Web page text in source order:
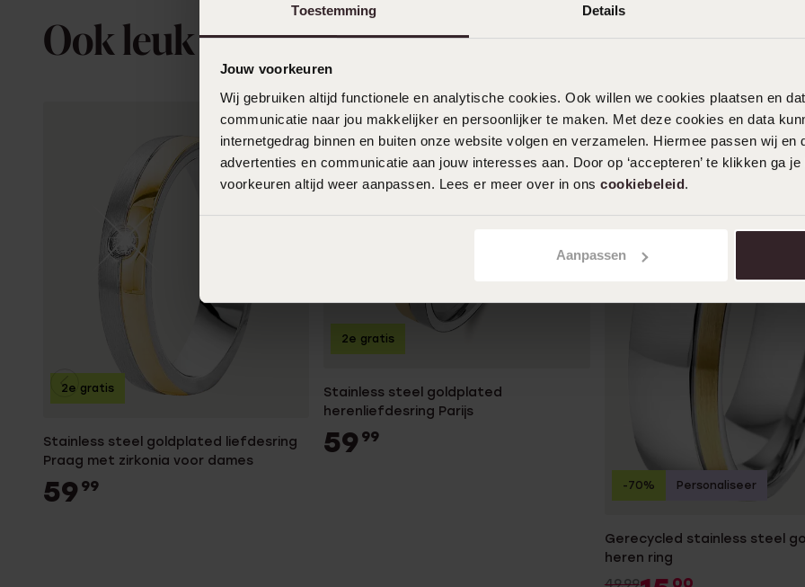
Toestemming Details
Jouw voorkeuren
Wij gebruiken altijd functionele en analytische cookies. Ook willen we cookies plaatsen en
communicatie naar jou makkelijker en persoonlijker te maken. Met deze cookies en data
internetgedrag binnen en buiten onze website volgen en verzamelen. Hiermee passen wij en
advertenties en communicatie aan jouw interesses aan. Door op ‘accepteren’ te klikken ga
voorkeuren altijd weer aanpassen. Lees er meer over in ons cookiebeleid.
Aanpassen
Ook leuk voor jou
Stainless steel goldplated liefdesring
Praag met zirkonia voor dames
59 99
2e gratis
Stainless steel goldplated
herenliefdesring Parijs
59 99
2e gratis
Gerecycled stainless steel
heren ring
00
-70% Personaliseer